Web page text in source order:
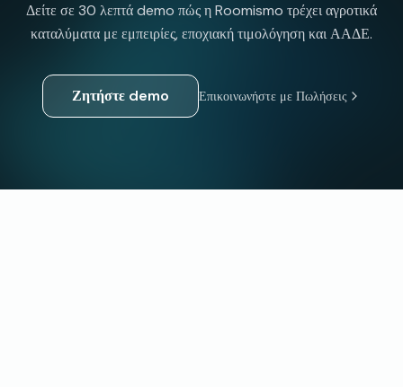
Δείτε σε 30 λεπτά demo πώς η Roomismo τρέχει αγροτικά
καταλύματα με εμπειρίες, εποχιακή τιμολόγηση και ΑΑΔΕ.
Ζητήστε demo Επικοινωνήστε με Πωλήσεις